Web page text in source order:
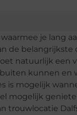
je lang
de
natuurlijk een
kunnen en
is mogelijk
mogelijk
trouwlocatie